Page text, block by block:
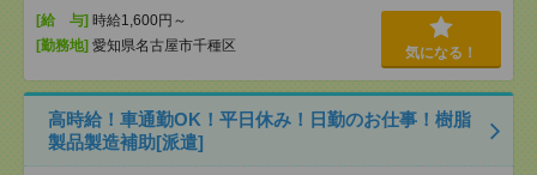
[給 与] 時給1,600円～
[勤務地] 愛知県名古屋市千種区 気になる！
高時給！車通勤OK！平日休み！日勤のお仕事！樹脂
製品製造補助[派遣]